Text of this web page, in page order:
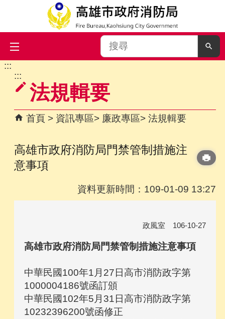
跳到主要內容區塊
搜
尋
:::
:::
法規輯要
首頁 資訊專區 廉政專區 法規輯要
高雄市政府消防局門禁管制措施注
意事項
資料更新時間：109-01-09 13:27
政風室 106-10-27
高雄市政府消防局門禁管制措施注意事項
中華民國100年1月27日高市消防政字第
1000004186號函訂頒
中華民國102年5月31日高市消防政字第
10232396200號函修正